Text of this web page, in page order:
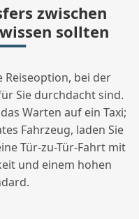
zwischen
sollten
Reiseoption, bei der
Sie durchdacht sind.
Warten auf ein Taxi;
Fahrzeug, laden Sie
Tür-zu-Tür-Fahrt mit
und einem hohen